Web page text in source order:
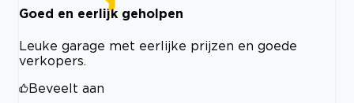
Goed en eerlijk geholpen
Leuke garage met eerlijke prijzen en goede
verkopers.
Beveelt aan